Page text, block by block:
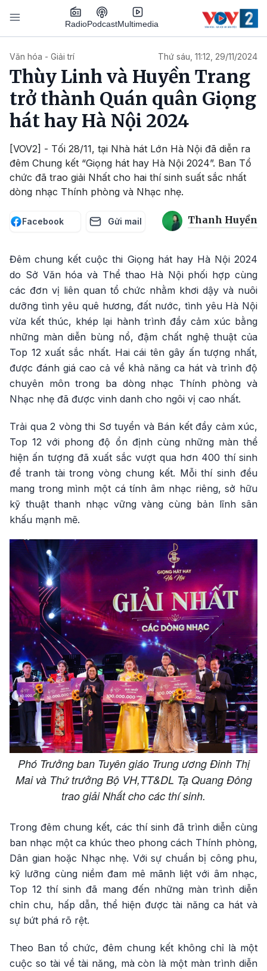
Nhảy đến nội dung
RadioPodcastMultimedia
Văn hóa - Giải trí Thứ sáu, 11:12, 29/11/2024
Thùy Linh và Huyền Trang
trở thành Quán quân Giọng
hát hay Hà Nội 2024
[VOV2] - Tối 28/11, tại Nhà hát Lớn Hà Nội đã diễn ra
đêm Chung kết “Giọng hát hay Hà Nội 2024”. Ban Tổ
chức đã trao giải Nhất cho hai thí sinh suất sắc nhất
dòng nhạc Thính phòng và Nhạc nhẹ.
Facebook Gửi mail Thanh Huyền
Đêm chung kết cuộc thi Giọng hát hay Hà Nội 2024
do Sở Văn hóa và Thể thao Hà Nội phối hợp cùng
các đơn vị liên quan tổ chức nhằm khơi dậy và nuôi
dưỡng tình yêu quê hương, đất nước, tình yêu Hà Nội
vừa kết thúc, khép lại hành trình đầy cảm xúc bằng
những màn diễn bùng nổ, đậm chất nghệ thuật của
Top 12 xuất sắc nhất. Hai cái tên gây ấn tượng nhất,
được đánh giá cao cả về khả năng ca hát và trình độ
chuyên môn trong ba dòng nhạc Thính phòng và
Nhạc nhẹ đã được vinh danh cho ngôi vị cao nhất.
Trải qua 2 vòng thi Sơ tuyển và Bán kết đầy cảm xúc,
Top 12 với phong độ ổn định cùng những màn thể
hiện ấn tượng đã xuất sắc vượt qua hơn 400 thí sinh
để tranh tài trong vòng chung kết. Mỗi thí sinh đều
mang trong mình một cá tính âm nhạc riêng, sở hữu
kỹ thuật thanh nhạc vững vàng cùng bản lĩnh sân
khấu mạnh mẽ.
Phó Trưởng ban Tuyên giáo Trung ương Đinh Thị
Mai và Thứ trưởng Bộ VH,TT&DL Tạ Quang Đông
trao giải Nhất cho các thí sinh.
Trong đêm chung kết, các thí sinh đã trình diễn cùng
ban nhạc một ca khúc theo phong cách Thính phòng,
Dân gian hoặc Nhạc nhẹ. Với sự chuẩn bị công phu,
kỹ lưỡng cùng niềm đam mê mãnh liệt với âm nhạc,
Top 12 thí sinh đã mang đến những màn trình diễn
chỉn chu, hấp dẫn, thể hiện được tài năng ca hát và
sự bứt phá rõ rệt.
Theo Ban tổ chức, đêm chung kết không chỉ là một
cuộc so tài về tài năng, mà còn là một màn trình diễn